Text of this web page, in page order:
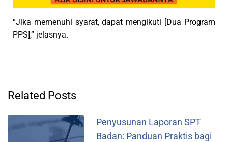
“Jika memenuhi syarat, dapat mengikuti [Dua Program
PPS],” jelasnya.
Related Posts
Penyusunan Laporan SPT
Badan: Panduan Praktis bagi